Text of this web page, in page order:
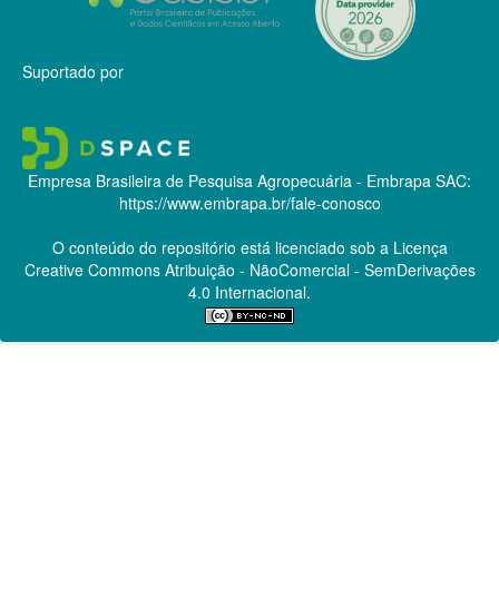
Suportado por
Empresa Brasileira de Pesquisa Agropecuária - Embrapa SAC:
https://www.embrapa.br/fale-conosco
O conteúdo do repositório está licenciado sob a Licença
Creative CommonsAtribuição - NãoComercial - SemDerivações
4.0 Internacional.